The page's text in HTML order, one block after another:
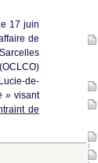
17 juin
de
de-
» visant
de